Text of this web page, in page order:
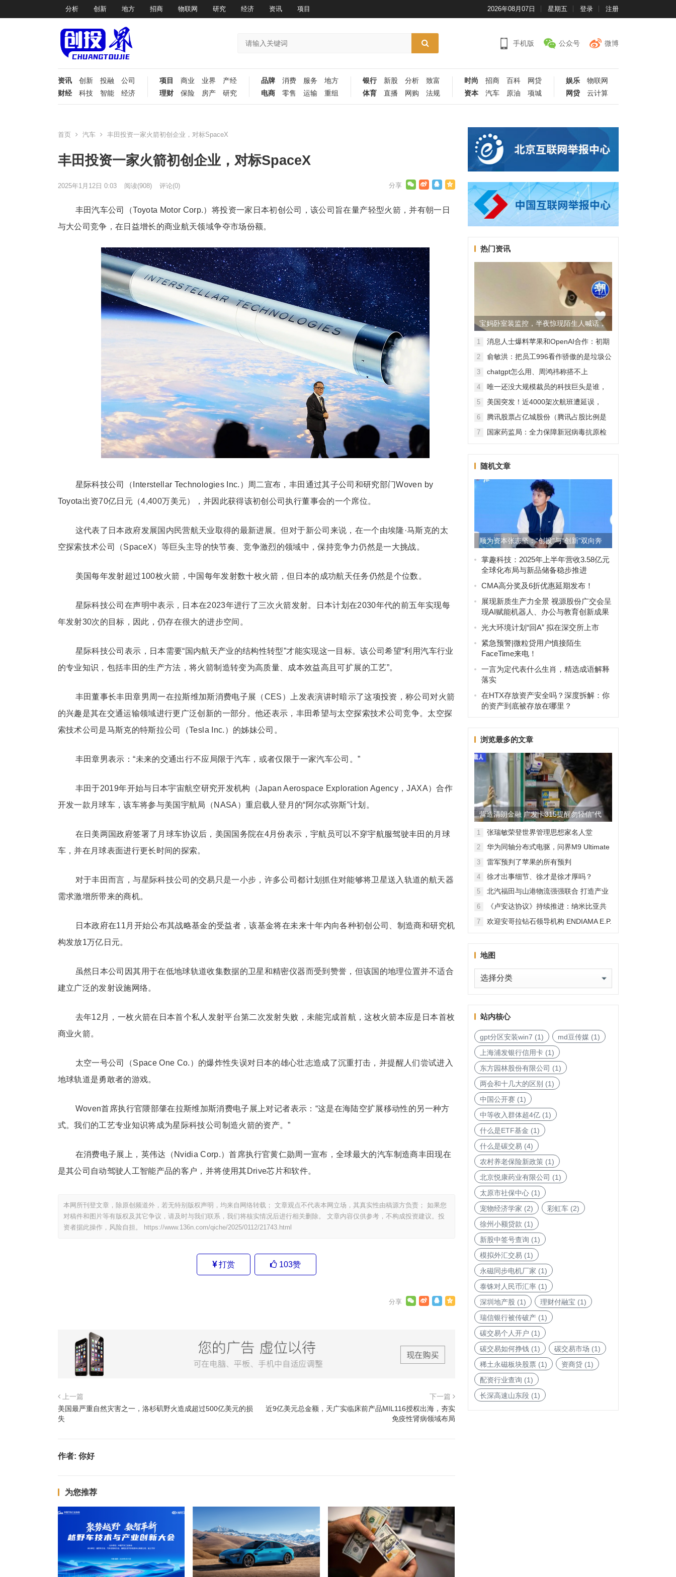
分析 创新 地方 招商 物联网 研究 经济 资讯 项目 2026年08月07日 星期五 登录 注册
手机版 公众号 微博
资讯 创新 投融
公司
财经
科技 智能 经济
项目 商业 业界
产经
理财
保险 房产 研究
品牌 消费 服务
地方
电商
零售 运输 重组
银行 新股 分析
致富
体育
直播 网购 法规
时尚 招商 百科
网贷
资本
汽车 原油 项城
娱乐
物联网
网贷
云计算
首页 汽车 丰田投资一家火箭初创企业，对标SpaceX
丰田投资一家火箭初创企业，对标SpaceX
2025年1月12日 0:03 阅读(908) 评论(0)
丰田汽车公司（Toyota Motor Corp.）将投资一家日本初创公司，该公司旨在量产轻型火箭，并有朝一日
与大公司竞争，在日益增长的商业航天领域争夺市场份额。
星际科技公司（Interstellar Technologies Inc.）周二宣布，丰田通过其子公司和研究部门Woven by
Toyota出资70亿日元（4,400万美元），并因此获得该初创公司执行董事会的一个席位。
这代表了日本政府发展国内民营航天业取得的最新进展。但对于新公司来说，在一个由埃隆·马斯克的太
空探索技术公司（SpaceX）等巨头主导的快节奏、竞争激烈的领域中，保持竞争力仍然是一大挑战。
美国每年发射超过100枚火箭，中国每年发射数十枚火箭，但日本的成功航天任务仍然是个位数。
星际科技公司在声明中表示，日本在2023年进行了三次火箭发射。日本计划在2030年代的前五年实现每
年发射30次的目标，因此，仍存在很大的进步空间。
星际科技公司表示，日本需要“国内航天产业的结构性转型”才能实现这一目标。该公司希望“利用汽车行业
的专业知识，包括丰田的生产方法，将火箭制造转变为高质量、成本效益高且可扩展的工艺”。
丰田董事长丰田章男周一在拉斯维加斯消费电子展（CES）上发表演讲时暗示了这项投资，称公司对火箭
的兴趣是其在交通运输领域进行更广泛创新的一部分。他还表示，丰田希望与太空探索技术公司竞争。太空探
索技术公司是马斯克的特斯拉公司（Tesla Inc.）的姊妹公司。
丰田章男表示：“未来的交通出行不应局限于汽车，或者仅限于一家汽车公司。”
丰田于2019年开始与日本宇宙航空研究开发机构（Japan Aerospace Exploration Agency，JAXA）合作
开发一款月球车，该车将参与美国宇航局（NASA）重启载人登月的“阿尔忒弥斯”计划。
在日美两国政府签署了月球车协议后，美国国务院在4月份表示，宇航员可以不穿宇航服驾驶丰田的月球
车，并在月球表面进行更长时间的探索。
对于丰田而言，与星际科技公司的交易只是一小步，许多公司都计划抓住对能够将卫星送入轨道的航天器
需求激增所带来的商机。
日本政府在11月开始公布其战略基金的受益者，该基金将在未来十年内向各种初创公司、制造商和研究机
构发放1万亿日元。
虽然日本公司因其用于在低地球轨道收集数据的卫星和精密仪器而受到赞誉，但该国的地理位置并不适合
建立广泛的发射设施网络。
去年12月，一枚火箭在日本首个私人发射平台第二次发射失败，未能完成首航，这枚火箭本应是日本首枚
商业火箭。
太空一号公司（Space One Co.）的爆炸性失误对日本的雄心壮志造成了沉重打击，并提醒人们尝试进入
地球轨道是勇敢者的游戏。
Woven首席执行官隈部肇在拉斯维加斯消费电子展上对记者表示：“这是在海陆空扩展移动性的另一种方
式。我们的工艺专业知识将成为星际科技公司制造火箭的资产。”
在消费电子展上，英伟达（Nvidia Corp.）首席执行官黄仁勋周一宣布，全球最大的汽车制造商丰田现在
是其公司自动驾驶人工智能产品的客户，并将使用其Drive芯片和软件。
本网所刊登文章，除原创频道外，若无特别版权声明，均来自网络转载； 文章观点不代表本网立场，其真实性由稿源方负责； 如果您
对稿件和图片等有版权及其它争议，请及时与我们联系，我们将核实情况后进行相关删除。 文章内容仅供参考，不构成投资建议。投
资者据此操作，风险自担。
https://www.136n.com/qiche/2025/0112/21743.html
打赏 103赞
上一篇
美国最严重自然灾害之一，洛杉矶野火造成超过500亿美元的损
失
下一篇
近9亿美元总金额，天广实临床前产品MIL116授权出海，夯实
免疫性肾病领域布局
作者: 你好
为您推荐
热门资讯
宝妈卧室装监控，半夜惊现陌生人喊话，
警方已介入调查
1
消息人士爆料苹果和OpenAI合作：初期
无现金交易、未来探索分成佣金
2
俞敏洪：把员工996看作骄傲的是垃圾公
司，建议24节气都放假
3
chatgpt怎么用、周鸿祎称搭不上
ChatGPT企业会被淘汰
4
唯一还没大规模裁员的科技巨头是谁，
苹果还能扛多久？
5
美国突发！近4000架次航班遭延误，
2000架次航班被取消
6
腾讯股票占亿城股份（腾讯占股比例是
怎样的？）
7
国家药监局：全力保障新冠病毒抗原检
随机文章
顺为资本张志坚：“创投”与“创新”双向奔
赴带来更多新机遇
掌趣科技：2025年上半年营收3.58亿元
全球化布局与新品储备稳步推进
CMA高分奖及6折优惠延期发布！
展现新质生产力全景 视源股份广交会呈
现AI赋能机器人、办公与教育创新成果
光大环境计划“回A” 拟在深交所上市
紧急预警|微粒贷用户慎接陌生
FaceTime来电！
一言为定代表什么生肖，精选成语解释
落实
在HTX存放资产安全吗？深度拆解：你
的资产到底被存放在哪里？
浏览最多的文章
营造清朗金融 广发卡315提醒勿轻信“代
理维权”
1 张瑞敏荣登世界管理思想家名人堂
2
华为同轴分布式电驱，问界M9 Ultimate
背后的“车轮思想者”
3 雷军预判了苹果的所有预判
4 徐才出事细节、徐才是徐才厚吗？
5
北汽福田与山港物流强强联合 打造产业
融合新范本
6
《卢安达协议》持续推进：纳米比亚共
和国加入，印度宝石与珠宝出口促进委
员会与迪拜多种商品交易中心启动加入
7
欢迎安哥拉钻石领导机构 ENDIAMA E.P.
地图
地
图
站内核心
gpt分区安装win7 (1) md豆传媒(1)
上海浦发银行信用卡(1)
东方园林股份有限公司 (1)
两会和十几大的区别 (1)
中国公开赛(1)
中等收入群体超4亿(1)
什么是ETF基金 (1)
什么是碳交易 (4)
农村养老保险新政策(1)
北京悦康药业有限公司 (1)
太原市社保中心(1)
宠物经济学家 (2) 彩虹车(2)
徐州小额贷款 (1)
新股中签号查询 (1)
模拟外汇交易 (1)
永磁同步电机厂家 (1)
泰铢对人民币汇率(1)
深圳地产股 (1) 理财付融宝 (1)
瑞信银行被传破产(1)
碳交易个人开户 (1)
碳交易如何挣钱(1) 碳交易市场 (1)
稀土永磁板块股票(1) 资商贷(1)
配资行业查询 (1)
长深高速山东段(1)